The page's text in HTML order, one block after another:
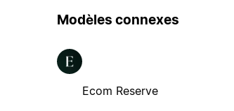
Modèles connexes
Ecom Reserve